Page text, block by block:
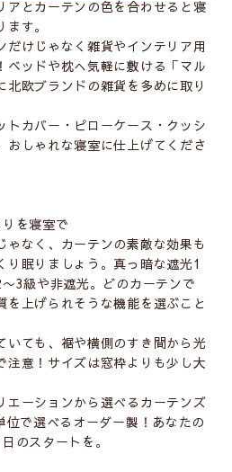
アとカーテンの色を合わせると寝
す。
だけじゃなく雑貨やインテリア用
ベッドや枕へ気軽に敷ける「マル
欧ブランドの雑貨を多めに取り
トカバー・ピローケース・クッシ
おしゃれな寝室に仕上げてくださ
を寝室で
ゃなく、カーテンの素敵な効果も
り眠りましょう。真っ暗な遮光1
3級や非遮光。どのカーテンで
を上げられそうな機能を選ぶこと
いても、裾や横側のすき間から光
注意！サイズは窓枠よりも少し大
エーションから選べるカーテンズ
で選べるオーダー製！あなたの
のスタートを。